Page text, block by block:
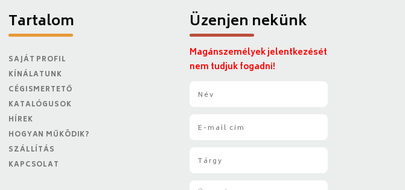
Tartalom
SAJÁT PROFIL
KÍNÁLATUNK
CÉGISMERTETŐ
KATALÓGUSOK
HÍREK
HOGYAN MŰKÖDIK?
SZÁLLÍTÁS
KAPCSOLAT
Üzenjen nekünk
Magánszemélyek jelentkezését
nem tudjuk fogadni!